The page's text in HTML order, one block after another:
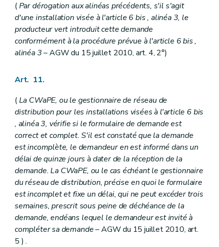
(Par dérogation aux alinéas précédents, s'il s'agit
d'une installation visée à l'article 6bis, alinéa 3, le
producteur vert introduit cette demande
conformément à la procédure prévue à l'article 6bis,
alinéa 3– AGW du 15 juillet 2010, art. 4, 2°)
Art. 11.
(La CWaPE, ou le gestionnaire de réseau de
distribution pour les installations visées à l'article 6bis
, alinéa 3, vérifie si le formulaire de demande est
correct et complet. S'il est constaté que la demande
est incomplète, le demandeur en est informé dans un
délai de quinze jours à dater de la réception de la
demande. La CWaPE, ou le cas échéant le gestionnaire
du réseau de distribution, précise en quoi le formulaire
est incomplet et fixe un délai, qui ne peut excéder trois
semaines, prescrit sous peine de déchéance de la
demande, endéans lequel le demandeur est invité à
compléter sa demande– AGW du 15 juillet 2010, art.
5 ) .